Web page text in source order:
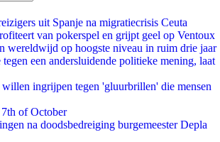
uit Spanje na migratiecrisis Ceuta
van pokerspel en grijpt geel op Ventoux
wereldwijd op hoogste niveau in ruim drie jaar
tegen een andersluidende politieke mening, laat
ingrijpen tegen 'gluurbrillen' die mensen
of October
na doodsbedreiging burgemeester Depla